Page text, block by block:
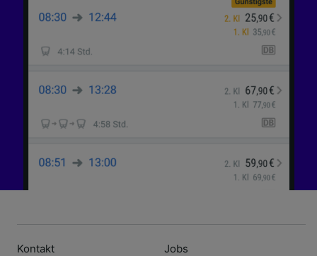
Kontakt Jobs